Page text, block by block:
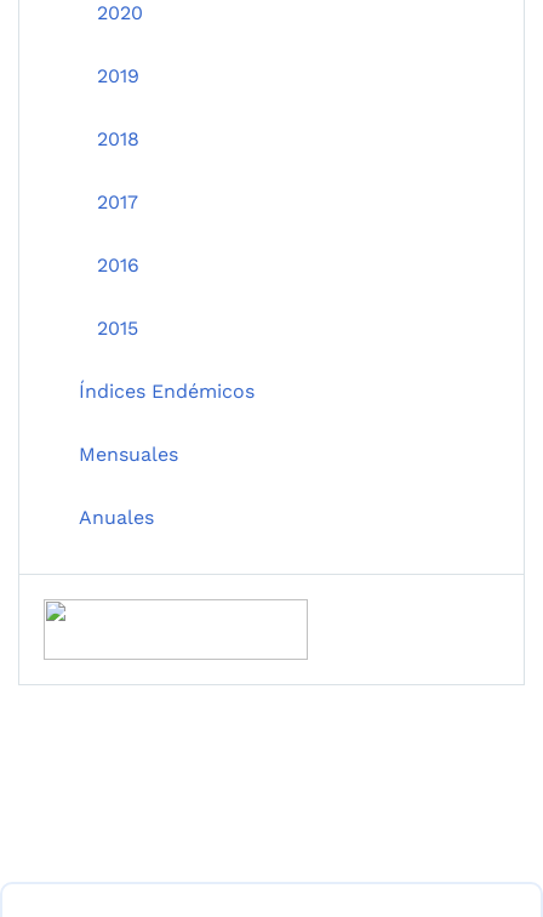
2020
2019
2018
2017
2016
2015
Índices Endémicos
Mensuales
Anuales